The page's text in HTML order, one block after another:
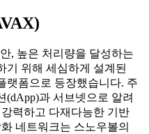
, 높은 처리량을 달성하는
기 위해 세심하게 설계된
랫폼으로 등장했습니다. 주
(dApp)과 서브넷으로 알려
력하고 다재다능한 기반
네트워크는 스노우볼의